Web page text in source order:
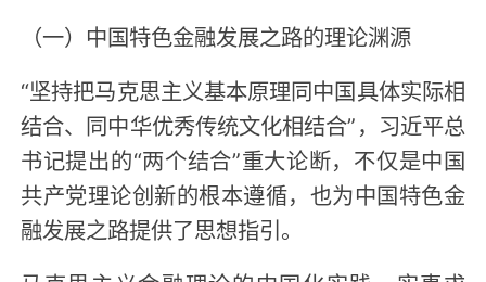
（一）中国特色金融发展之路的理论渊源
“坚持把马克思主义基本原理同中国具体实际相
结合、同中华优秀传统文化相结合”，习近平总
书记提出的“两个结合”重大论断，不仅是中国
共产党理论创新的根本遵循，也为中国特色金
融发展之路提供了思想指引。